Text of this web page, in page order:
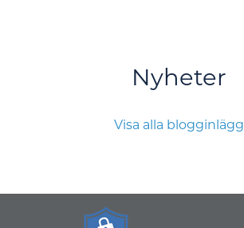
Nyheter
Visa alla blogginlägg